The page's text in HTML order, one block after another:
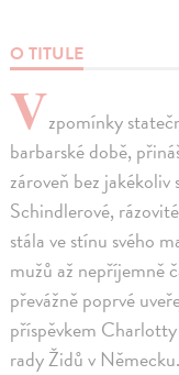
O TITULE
Vzpomínky
barbarské době,
zároveň bez
Schindlerové,
stála ve stínu svého
mužů až nepříjemně
převážně poprvé
příspěvkem
rady Židů v Německu.